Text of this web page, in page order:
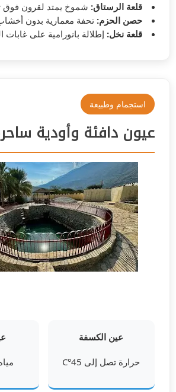
قلعة الرستاق: شموخ يمتد لقرون فوق
حصن الحزم: تحفة معمارية بدون
قلعة نخل: إطلالة بانورامية على غابات
استجمام وطبيعة
عيون دافئة وأودية
عين الكسفة
حرارة تصل إلى 45°C